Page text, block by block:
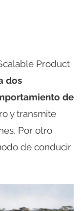
Product
dos
de
y transmite
Por otro
de conducir